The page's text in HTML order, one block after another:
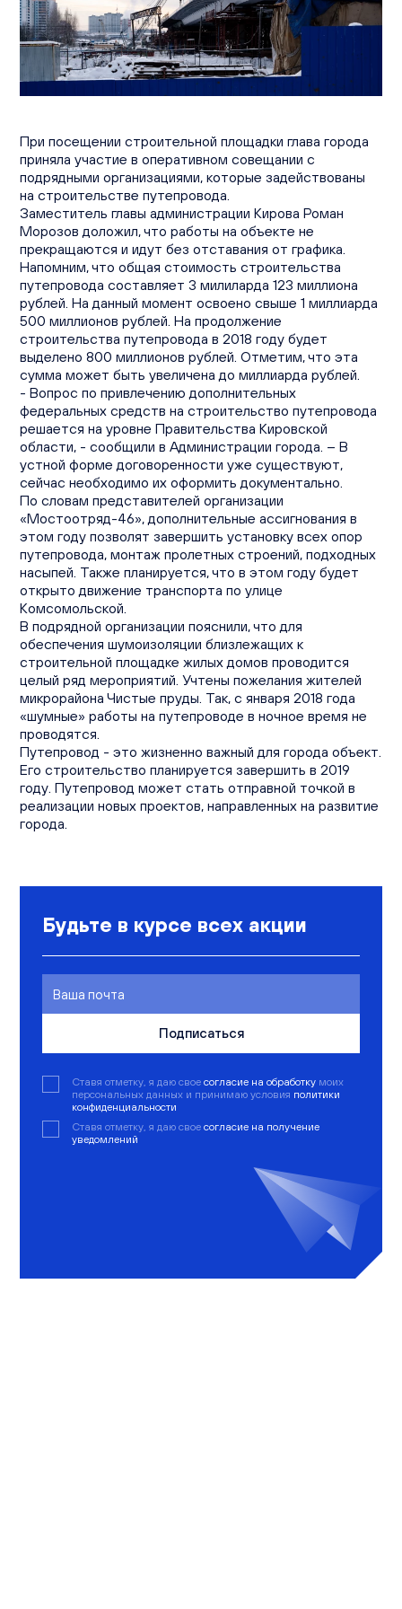
Вакансии
Офисы продаж
Контакты
При посещении строительной площадки глава города
приняла участие в оперативном совещании с
подрядными организациями, которые задействованы
на строительстве путепровода.
Заместитель главы администрации Кирова Роман
Морозов доложил, что работы на объекте не
прекращаются и идут без отставания от графика.
Напомним, что общая стоимость строительства
путепровода составляет 3 милиларда 123 миллиона
рублей. На данный момент освоено свыше 1 миллиарда
500 миллионов рублей. На продолжение
строительства путепровода в 2018 году будет
выделено 800 миллионов рублей. Отметим, что эта
сумма может быть увеличена до миллиарда рублей.
- Вопрос по привлечению дополнительных
федеральных средств на строительство путепровода
решается на уровне Правительства Кировской
области, - сообщили в Администрации города. – В
устной форме договоренности уже существуют,
сейчас необходимо их оформить документально.
По словам представителей организации
«Мостоотряд-46», дополнительные ассигнования в
этом году позволят завершить установку всех опор
путепровода, монтаж пролетных строений, подходных
насыпей. Также планируется, что в этом году будет
открыто движение транспорта по улице
Комсомольской.
В подрядной организации пояснили, что для
обеспечения шумоизоляции близлежащих к
строительной площадке жилых домов проводится
целый ряд мероприятий. Учтены пожелания жителей
микрорайона Чистые пруды. Так, с января 2018 года
«шумные» работы на путепроводе в ночное время не
проводятся.
Путепровод - это жизненно важный для города объект.
Его строительство планируется завершить в 2019
году. Путепровод может стать отправной точкой в
реализации новых проектов, направленных на развитие
города.
Будьте в курсе всех акции
Подписаться
Ставя отметку, я даю свое согласие на обработку моих
персональных данных и принимаю условия политики
конфиденциальности
Ставя отметку, я даю свое согласие на получение
уведомлений